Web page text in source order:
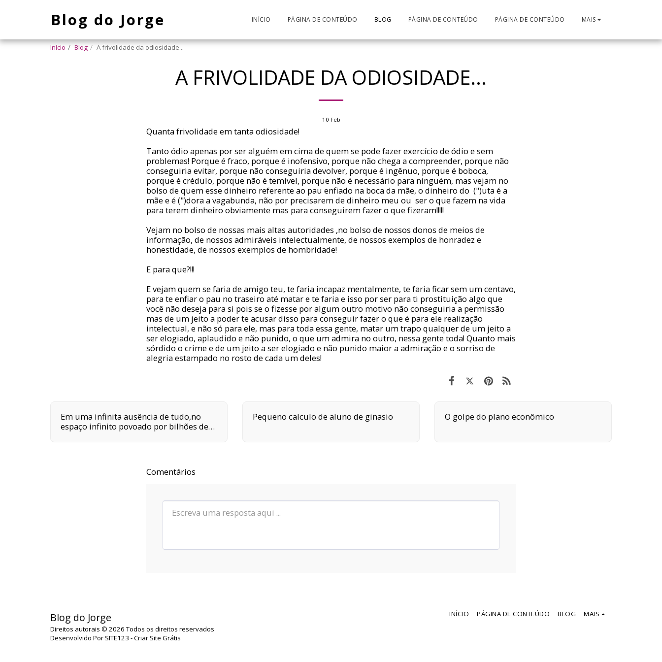
Blog do Jorge INÍCIO PÁGINA DE CONTEÚDO BLOG PÁGINA DE CONTEÚDO PÁGINA DE CONTEÚDO MAIS
Início Blog A frivolidade da odiosidade...
A FRIVOLIDADE DA ODIOSIDADE...
10 Feb
Quanta frivolidade em tanta odiosidade!
Tanto ódio apenas por ser alguém em cima de quem se pode fazer exercício de ódio e sem
problemas! Porque é fraco, porque é inofensivo, porque não chega a compreender, porque não
conseguiria evitar, porque não conseguiria devolver, porque é ingênuo, porque é boboca,
porque é crédulo, porque não é temível, porque não é necessário para ninguém, mas vejam no
bolso de quem esse dinheiro referente ao pau enfiado na boca da mãe, o dinheiro do (")uta é a
mãe e é (")dora a vagabunda, não por precisarem de dinheiro meu ou ser o que fazem na vida
para terem dinheiro obviamente mas para conseguirem fazer o que fizeram!!!!!
Vejam no bolso de nossas mais altas autoridades ,no bolso de nossos donos de meios de
informação, de nossos admiráveis intelectualmente, de nossos exemplos de honradez e
honestidade, de nossos exemplos de hombridade!
E para que?!!!
E vejam quem se faria de amigo teu, te faria incapaz mentalmente, te faria ficar sem um centavo,
para te enfiar o pau no traseiro até matar e te faria e isso por ser para ti prostituição algo que
você não deseja para si pois se o fizesse por algum outro motivo não conseguiria a permissão
mas de um jeito a poder te acusar disso para conseguir fazer o que é para ele realização
intelectual, e não só para ele, mas para toda essa gente, matar um trapo qualquer de um jeito a
ser elogiado, aplaudido e não punido, o que um admira no outro, nessa gente toda! Quanto mais
sórdido o crime e de um jeito a ser elogiado e não punido maior a admiração e o sorriso de
alegria estampado no rosto de cada um deles!
Em uma infinita ausência de tudo,no
espaço infinito povoado por bilhões de
neste lugar eu estou vivo.
Pequeno calculo de aluno de ginasio O golpe do plano econômico
Comentários
Blog do Jorge
Direitos autorais © 2026 Todos os direitos reservados
Desenvolvido Por SITE123 -Criar Site Grátis
INÍCIO PÁGINA DE CONTEÚDO BLOG MAIS